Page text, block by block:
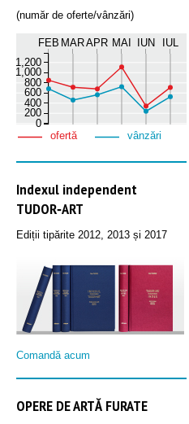
(număr de oferte/vânzări)
FEB MARAPR MAI IUN IUL
0
200
400
600
800
1,000
1,200
ofertă vânzări
Indexul independent
TUDOR‑ART
Ediții tipărite 2012, 2013 și 2017
Comandă acum
OPERE DE ARTĂ FURATE